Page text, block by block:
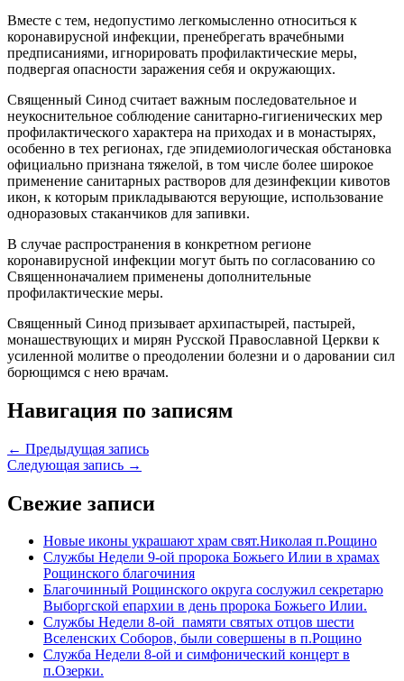
Вместе с тем, недопустимо легкомысленно относиться к
коронавирусной инфекции, пренебрегать врачебными
предписаниями, игнорировать профилактические меры,
подвергая опасности заражения себя и окружающих.
Священный Синод считает важным последовательное и
неукоснительное соблюдение санитарно-гигиенических мер
профилактического характера на приходах и в монастырях,
особенно в тех регионах, где эпидемиологическая обстановка
официально признана тяжелой, в том числе более широкое
применение санитарных растворов для дезинфекции кивотов
икон, к которым прикладываются верующие, использование
одноразовых стаканчиков для запивки.
В случае распространения в конкретном регионе
коронавирусной инфекции могут быть по согласованию со
Священноначалием применены дополнительные
профилактические меры.
Священный Синод призывает архипастырей, пастырей,
монашествующих и мирян Русской Православной Церкви к
усиленной молитве о преодолении болезни и о даровании сил
борющимся с нею врачам.
Навигация по записям
← Предыдущая запись
Следующая запись →
Свежие записи
Новые иконы украшают храм свят.Николая п.Рощино
Службы Недели 9-ой пророка Божьего Илии в храмах
Рощинского благочиния
Благочинный Рощинского округа сослужил секретарю
Выборгской епархии в день пророка Божьего Илии.
Службы Недели 8-ой памяти святых отцов шести
Вселенских Соборов, были совершены в п.Рощино
Служба Недели 8-ой и симфонический концерт в
п.Озерки.